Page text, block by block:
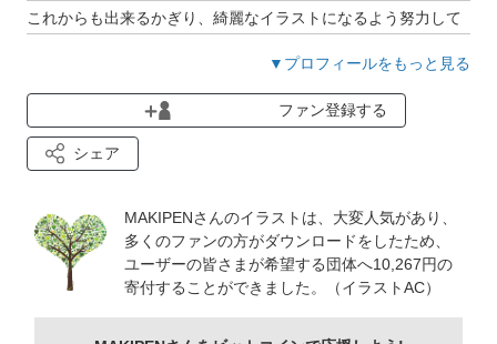
これからも出来るかぎり、綺麗なイラストになるよう努力して
▼プロフィールをもっと見る
ファン登録する
シェア
MAKIPENさんのイラストは、大変人気があり、
多くのファンの方がダウンロードをしたため、
ユーザーの皆さまが希望する団体へ10,267円の
寄付することができました。（イラストAC）